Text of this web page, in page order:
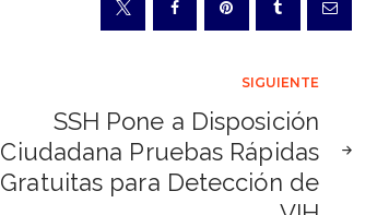
SIGUIENTE
SSH Pone a Disposición
Ciudadana Pruebas Rápidas
Gratuitas para Detección de